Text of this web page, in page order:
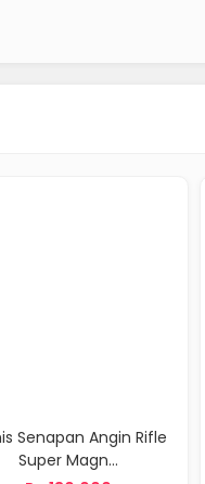
Green Gas Airsoft Gun
Blowback Junki...